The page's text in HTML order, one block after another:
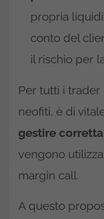
propria
conto del
il rischio per
Per tutti i trader
neofiti, è di
gestire
vengono
margin call.
A questo